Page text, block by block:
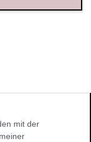
mit der